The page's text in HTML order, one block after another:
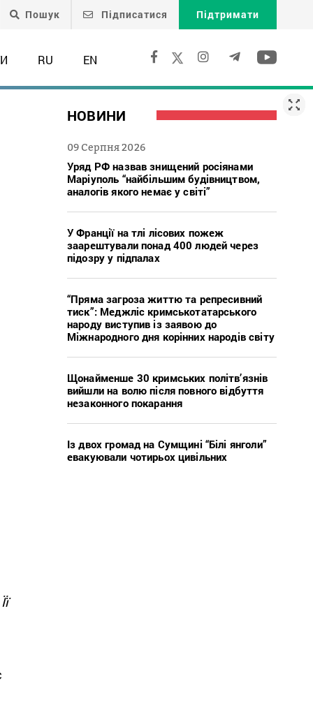
Пошук Підписатися Підтримати
RU EN
НОВИНИ
09 Серпня 2026
Уряд РФ назвав знищений росіянами
Маріуполь “найбільшим будівництвом,
аналогів якого немає у світі”
У Франції на тлі лісових пожеж
заарештували понад 400 людей через
підозру у підпалах
“Пряма загроза життю та репресивний
тиск”: Меджліс кримськотатарського
народу виступив із заявою до
Міжнародного дня корінних народів світу
Щонайменше 30 кримських політв’язнів
вийшли на волю після повного відбуття
незаконного покарання
Із двох громад на Сумщині “Білі янголи”
евакуювали чотирьох цивільних